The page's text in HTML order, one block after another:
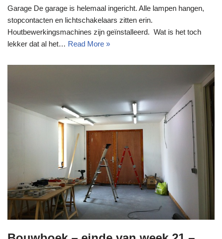
Garage De garage is helemaal ingericht. Alle lampen hangen,
stopcontacten en lichtschakelaars zitten erin.
Houtbewerkingsmachines zijn geïnstalleerd. Wat is het toch
lekker dat al het… Read More »